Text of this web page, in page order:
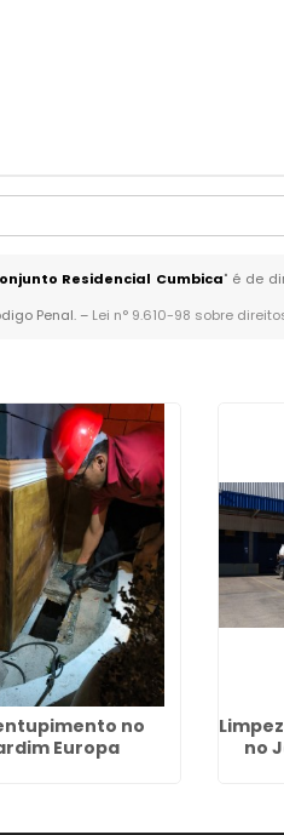
Residencial Cumbica" é de
Penal. – Lei n° 9.610-98 sobre
no
Europa
no